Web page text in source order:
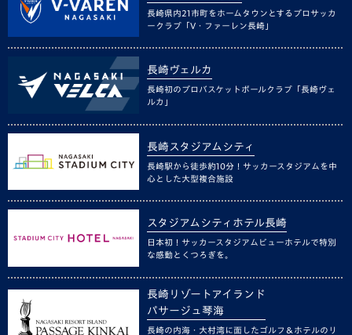
長崎県内21市町をホームタウンとするプロサッカ
ークラブ「V・ファーレン長崎」
長崎ヴェルカ
長崎初のプロバスケットボールクラブ「長崎ヴェ
ルカ」
長崎スタジアムシティ
長崎駅から徒歩約10分！サッカースタジアムを中
心とした大型複合施設
スタジアムシティホテル長崎
日本初！サッカースタジアムビューホテルで特別
な感動とくつろぎを。
長崎リゾートアイランド
パサージュ琴海
長崎の内海・大村湾に面したゴルフ＆ホテルのリ